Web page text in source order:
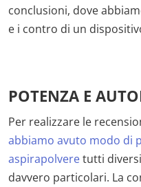
conclusioni, dove
e i contro di un
POTENZA E
Per realizzare le
abbiamo avuto modo di
aspirapolveretutti
davvero particolari. La